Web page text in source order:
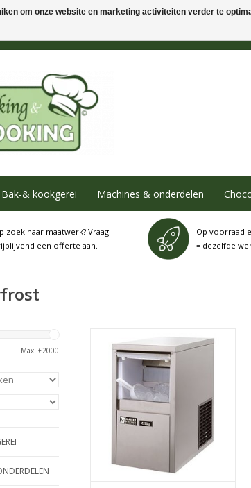
Bak-& kookgerei Machines & onderdelen
zoek naar maatwerk? Vraag
een offerte aan.
Op voorraad
= dezelfde
Max: €2000
Deze ijsblokjesmachine
produceert ca. 25 kg ijs per 24
uur, is geheel van roestvrij staal,
luchtgekoeld en werkt volgens
een inspuitsysteem.
TOEVOEGEN AAN WINKELWAGEN
om onze website en marketing activiteiten verder te